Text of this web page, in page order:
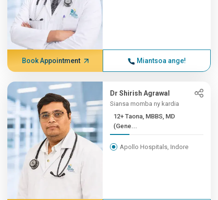
Book Appointment Miantsoa ange!
Dr Shirish Agrawal
Siansa momba ny kardia
12+ Taona, MBBS, MD
(Gene...
Apollo Hospitals, Indore